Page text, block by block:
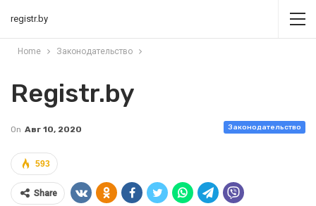
registr.by
Home Законодательство
Registr.by
Законодательство
On Авг 10, 2020
593
Share